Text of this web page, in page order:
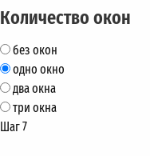
Количество окон
без окон
одно окно
два окна
три окна
Шаг 7